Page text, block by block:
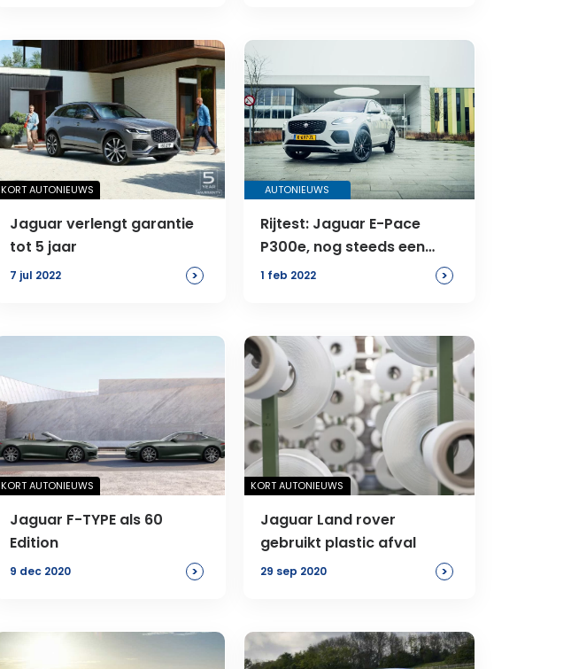
KORT AUTONIEUWS
Jaguar verlengt garantie
tot 5 jaar
7 jul 2022 >
AUTONIEUWS
Rijtest: Jaguar E-Pace
P300e, nog steeds een
echte Jag?
1 feb 2022 >
KORT AUTONIEUWS
Jaguar F-TYPE als 60
Edition
9 dec 2020 >
KORT AUTONIEUWS
Jaguar Land rover
gebruikt plastic afval
29 sep 2020 >